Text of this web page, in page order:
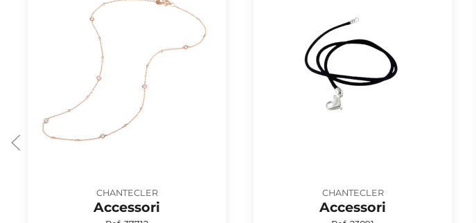
CHANTECLER
Accessori
CHANTECLER
Accessori